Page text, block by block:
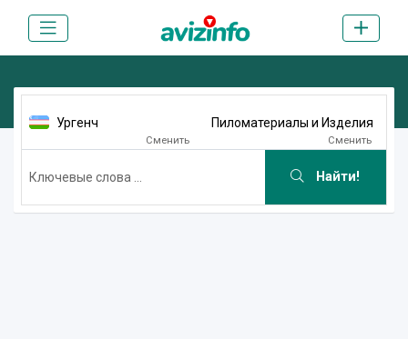
Ургенч
Сменить
Пиломатериалы и Изделия
Сменить
Найти!